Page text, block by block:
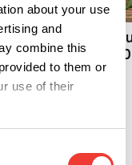
about your use
and
combine this
to them or
use of their
Programm -
Termine